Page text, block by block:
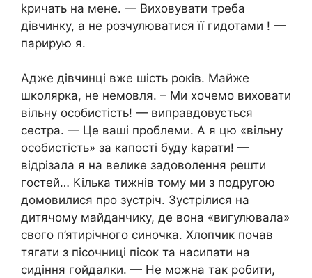
kричать на мене. — Виховувати треба
дівчинку, а не розчулюватися її гидотами ! —
парирую я.
Адже дівчинці вже шість років. Майже
школярка, не немовля. – Ми хочемо виховати
вільну особистість! — виправдовується
сестра. — Це ваші проблеми. А я цю «вільну
особистість» за капості буду kарати! —
відрізала я на велике задоволення решти
гостей… Кілька тижнів тому ми з подругою
домовилися про зустріч. Зустрілися на
дитячому майданчику, де вона «вигулювала»
свого п’ятирічного синочка. Хлопчик почав
тягати з пісочниці пісок та насипати на
сидіння гойдалки. — Не можна так робити,